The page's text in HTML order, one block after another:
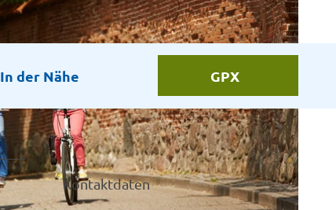
In der Nähe GPX
Kontaktdaten